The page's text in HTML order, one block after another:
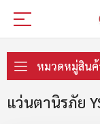
ไป
ที่
หมวดหมู่สินค้
แว่นตานิรภัย